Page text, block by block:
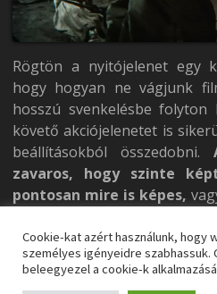
Rögtön a nyitójelenet egy
hogy hogyan ne vágjunk
hosszú svenkelésbe
követő akciójelenetet is
beállításokból összedobni.
zavaros, hogy szinte
pontosan mire is képes,
pedig arra is rávilágít, hogy
egyszerű műfaj.
beletört a bicskája.
Cookie-kat azért használunk, hogy
személyes igényeidre szabhassuk.
beleegyezel a cookie-k